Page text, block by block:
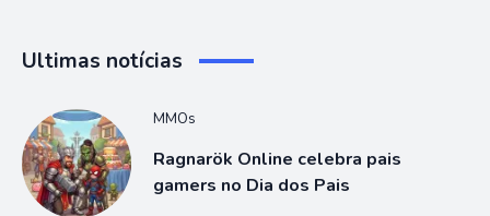
Ultimas notícias
MMOs
Ragnarök Online celebra pais
gamers no Dia dos Pais